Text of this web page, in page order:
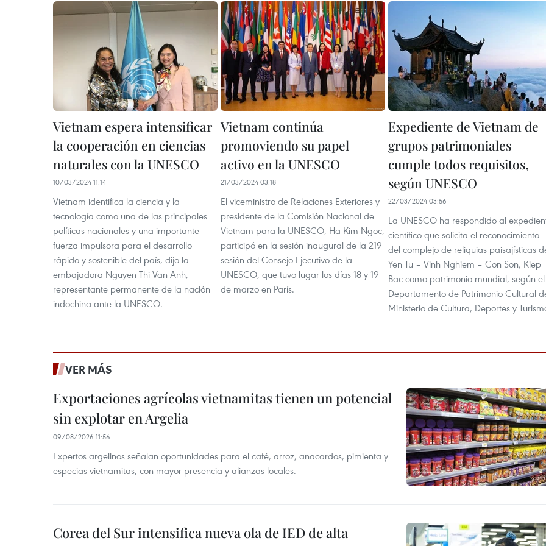
Vietnam espera intensificar
la cooperación en ciencias
naturales con la UNESCO
10/03/2024 11:14
Vietnam identifica la ciencia y la
tecnología como una de las principales
políticas nacionales y una importante
fuerza impulsora para el desarrollo
rápido y sostenible del país, dijo la
embajadora Nguyen Thi Van Anh,
representante permanente de la nación
indochina ante la UNESCO.
Vietnam continúa
promoviendo su papel
activo en la UNESCO
21/03/2024 03:18
El viceministro de Relaciones Exteriores y
presidente de la Comisión Nacional de
Vietnam para la UNESCO, Ha Kim Ngoc,
participó en la sesión inaugural de la 219
sesión del Consejo Ejecutivo de la
UNESCO, que tuvo lugar los días 18 y 19
de marzo en París.
Expediente de Vietnam de
grupos patrimoniales
cumple todos requisitos,
según UNESCO
22/03/2024 03:56
La UNESCO ha respondido al
científico que solicita el reconocimiento
del complejo de reliquias paisajísticas
Yen Tu – Vinh Nghiem – Con Son, Kiep
Bac como patrimonio mundial, según el
Departamento de Patrimonio Cultural
Ministerio de Cultura, Deportes y
VER MÁS
Exportaciones agrícolas vietnamitas tienen un potencial
sin explotar en Argelia
09/08/2026 11:56
Expertos argelinos señalan oportunidades para el café, arroz, anacardos, pimienta y
especias vietnamitas, con mayor presencia y alianzas locales.
Corea del Sur intensifica nueva ola de IED de alta